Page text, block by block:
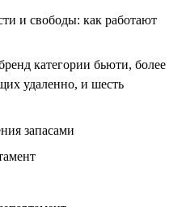
категории бьюти, более
удаленно, и шесть
запасами